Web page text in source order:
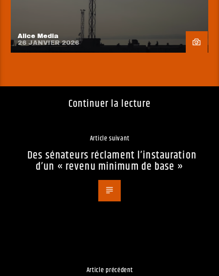
Alice Media
26 JANVIER 2026
Continuer la lecture
Article suivant
Des sénateurs réclament l’instauration
d’un « revenu minimum de base »
Article précédent